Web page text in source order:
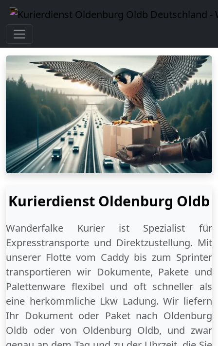
Kurierdienst Oldenburg Oldb
Wanderfalke Kurier ist Spezialist für
Expresstransporte und Direktzustellung. Mit
unserer Flotte vom Caddy bis zum Sprinter
transportieren wir Dokumente, Pakete und
Palettenware flexibel und oft schneller als
eine herkömmliche Lkw Ladung. Wir liefern
Ihr Dokument oder Paket nach Oldenburg
Oldb oder von Oldenburg Oldb, und zwar